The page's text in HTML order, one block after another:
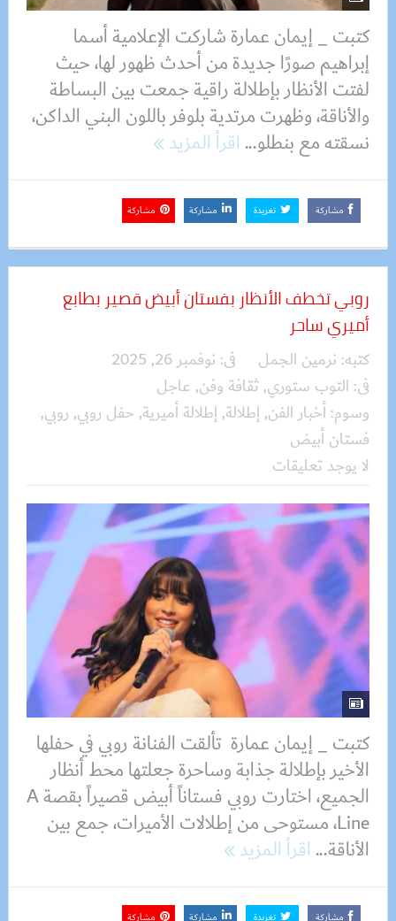
كتبت _ إيمان عمارة شاركت الإعلامية أسما
إبراهيم صورًا جديدة من أحدث ظهور لها، حيث
لفتت الأنظار بإطلالة راقية جمعت بين البساطة
والأناقة، وظهرت مرتدية بلوفر باللون البني الداكن،
نسقته مع بنطلو...اقرأ المزيد
مشاركة تغريدة مشاركة مشاركة
روبي تخطف الأنظار بفستان أبيض قصير بطابع
أميري ساحر
كتبه: نرمين الجمل فى: نوفمبر 26, 2025
فى: التوب ستوري, ثقافة وفن, عاجل
وسوم:أخبار الفن, إطلالة, إطلالة أميرية, حفل روبي, روبي,
فستان أبيض
لا يوجد تعليقات
كتبت _ إيمان عمارة تألقت الفنانة روبي في حفلها
الأخير بإطلالة جذابة وساحرة جعلتها محط أنظار
الجميع، اختارت روبي فستاناً أبيض قصيراً بقصة A
Line، مستوحى من إطلالات الأميرات، جمع بين
الأناقة...اقرأ المزيد
مشاركة تغريدة مشاركة مشاركة